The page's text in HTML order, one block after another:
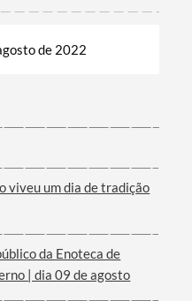
de 2022
viveu um dia de tradição
da Enoteca de
| dia 09 de agosto